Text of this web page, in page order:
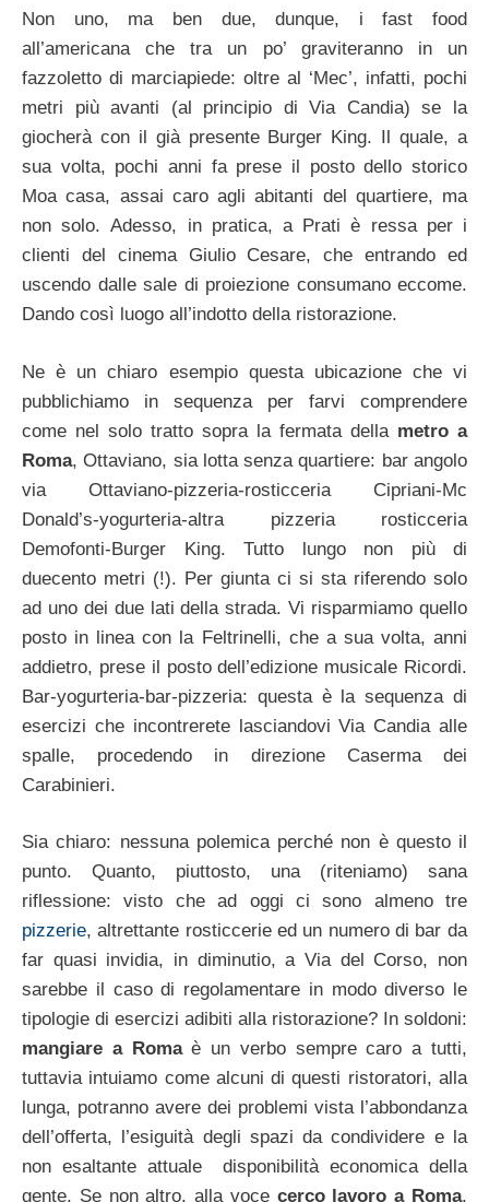
Non uno, ma ben due, dunque, i fast food
all’americana che tra un po’ graviteranno in un
fazzoletto di marciapiede: oltre al ‘Mec’, infatti, pochi
metri più avanti (al principio di Via Candia) se la
giocherà con il già presente Burger King. Il quale, a
sua volta, pochi anni fa prese il posto dello storico
Moa casa, assai caro agli abitanti del quartiere, ma
non solo. Adesso, in pratica, a Prati è ressa per i
clienti del cinema Giulio Cesare, che entrando ed
uscendo dalle sale di proiezione consumano eccome.
Dando così luogo all’indotto della ristorazione.
Ne è un chiaro esempio questa ubicazione che vi
pubblichiamo in sequenza per farvi comprendere
come nel solo tratto sopra la fermata della metro a
Roma, Ottaviano, sia lotta senza quartiere: bar angolo
via Ottaviano-pizzeria-rosticceria Cipriani-Mc
Donald’s-yogurteria-altra pizzeria rosticceria
Demofonti-Burger King. Tutto lungo non più di
duecento metri (!). Per giunta ci si sta riferendo solo
ad uno dei due lati della strada. Vi risparmiamo quello
posto in linea con la Feltrinelli, che a sua volta, anni
addietro, prese il posto dell’edizione musicale Ricordi.
Bar-yogurteria-bar-pizzeria: questa è la sequenza di
esercizi che incontrerete lasciandovi Via Candia alle
spalle, procedendo in direzione Caserma dei
Carabinieri.
Sia chiaro: nessuna polemica perché non è questo il
punto. Quanto, piuttosto, una (riteniamo) sana
riflessione: visto che ad oggi ci sono almeno tre
pizzerie, altrettante rosticcerie ed un numero di bar da
far quasi invidia, in diminutio, a Via del Corso, non
sarebbe il caso di regolamentare in modo diverso le
tipologie di esercizi adibiti alla ristorazione? In soldoni:
mangiare a Romaè un verbo sempre caro a tutti,
tuttavia intuiamo come alcuni di questi ristoratori, alla
lunga, potranno avere dei problemi vista l’abbondanza
dell’offerta, l’esiguità degli spazi da condividere e la
non esaltante attuale disponibilità economica della
gente. Se non altro, alla voce cerco lavoro a Roma,